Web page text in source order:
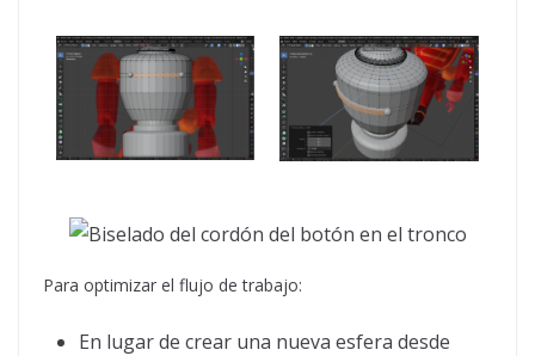
Para optimizar el flujo de trabajo:
En lugar de crear una nueva esfera desde